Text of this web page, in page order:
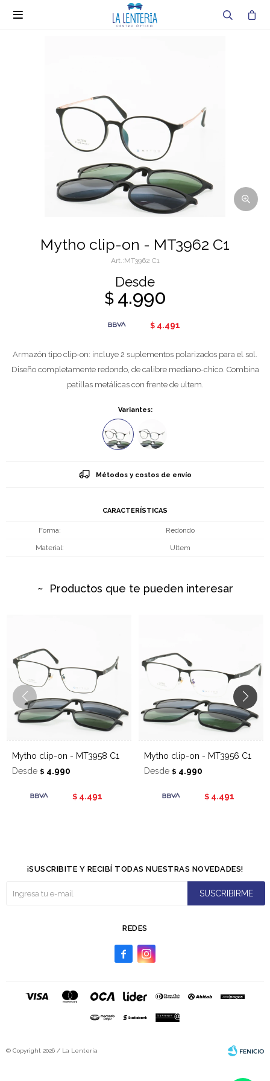

Mytho clip-on - MT3962 C1
MT3962 C1
Desde
$ 4.990
$ 4.491
Armazón tipo clip-on: incluye 2 suplementos polarizados para el sol.
Diseño completamente redondo, de calibre mediano-chico. Combina
patillas metálicas con frente de ultem.
Variantes:
Métodos y costos de envío
CARACTERÍSTICAS
Forma Redondo
Material Ultem
Productos que te pueden interesar
Mytho clip-on - MT3958 C1
Desde $ 4.990
$ 4.491
Mytho clip-on - MT3956 C1
Desde $ 4.990
$ 4.491
REDES
 
¡SUSCRIBITE Y RECIBÍ TODAS NUESTRAS NOVEDADES!
SUSCRIBIRME
© Copyright 2026 / La Lenteria